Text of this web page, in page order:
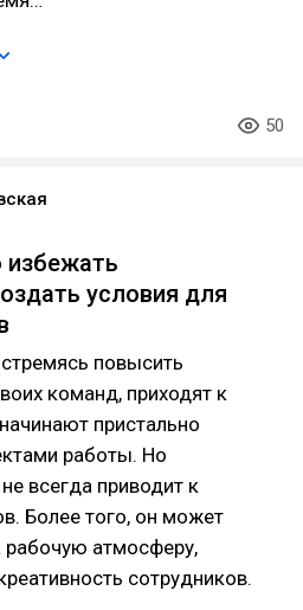
50
избежать
условия для
повысить
команд, приходят к
пристально
работы. Но
всегда приводит к
Более того, он может
рабочую атмосферу,
сотрудников.